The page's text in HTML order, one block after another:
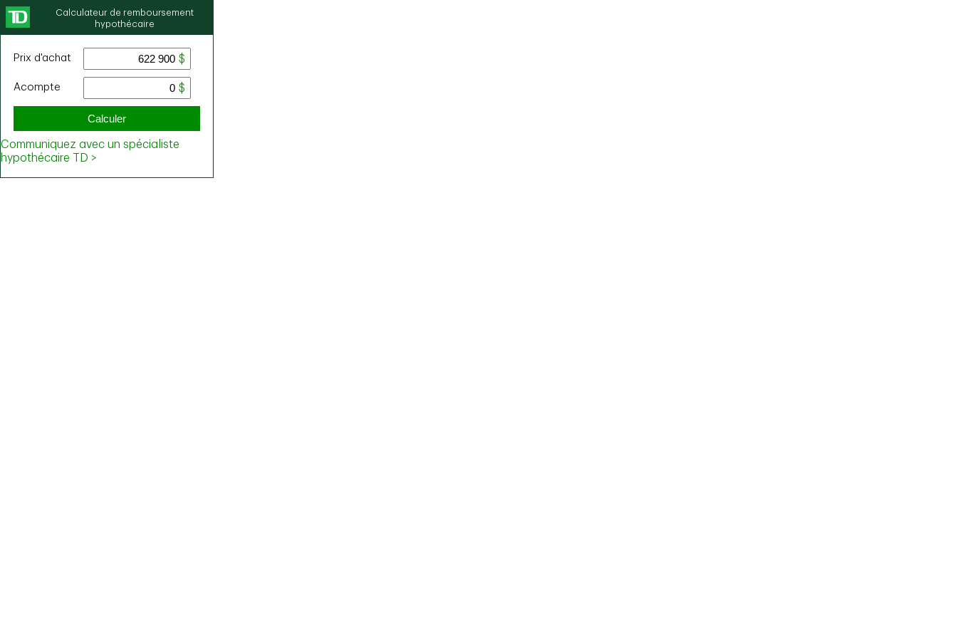
Calculateur de remboursement
hypothécaire
Prix ​​d'achat
Acompte
Calculer
Communiquez avec un spécialiste
hypothécaire TD >